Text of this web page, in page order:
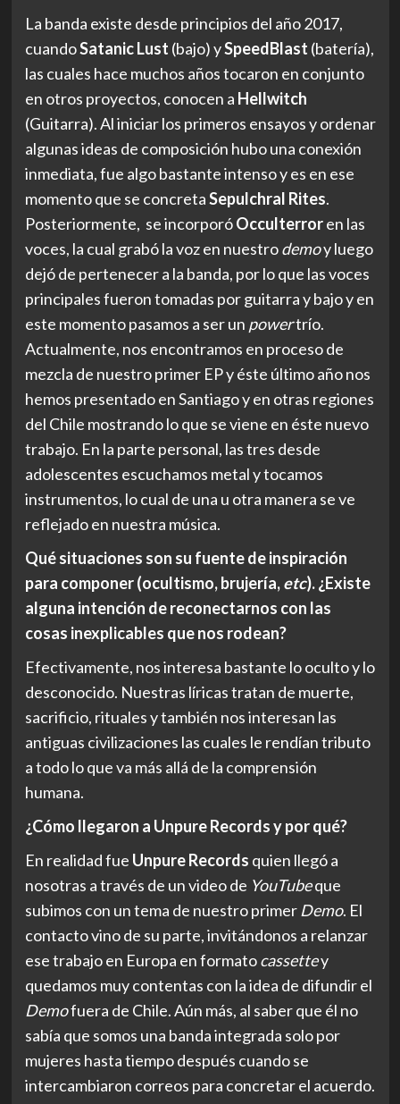
La banda existe desde principios del año 2017,
cuandoSatanic Lust (bajo) ySpeedBlast (batería),
las cuales hace muchos años tocaron en conjunto
en otros proyectos, conocen a Hellwitch
(Guitarra). Al iniciar los primeros ensayos y ordenar
algunas ideas de composición hubo una conexión
inmediata, fue algo bastante intenso y es en ese
momento que se concretaSepulchral Rites.
Posteriormente, se incorporóOcculterroren las
voces, la cual grabó la voz en nuestrodemoy luego
dejó de pertenecer a la banda, por lo que las voces
principales fueron tomadas por guitarra y bajo y en
este momento pasamos a ser un powertrío.
Actualmente, nos encontramos en proceso de
mezcla de nuestro primer EP y éste último año nos
hemos presentado en Santiago y en otras regiones
del Chile mostrando lo que se viene en éste nuevo
trabajo. En la parte personal, las tres desde
adolescentes escuchamos metal y tocamos
instrumentos, lo cual de una u otra manera se ve
reflejado en nuestra música.
Qué situaciones son su fuente de inspiración
para componer (ocultismo, brujería,etc). ¿Existe
alguna intención de reconectarnos con las
cosas inexplicables que nos rodean?
Efectivamente, nos interesa bastante lo oculto y lo
desconocido. Nuestras líricas tratan de muerte,
sacrificio, rituales y también nos interesan las
antiguas civilizaciones las cuales le rendían tributo
a todo lo que va más allá de la comprensión
humana.
¿Cómo llegaron a Unpure Records y por qué?
En realidad fue Unpure Records quien llegó a
nosotras a través de un video de YouTubeque
subimos con un tema de nuestro primer Demo. El
contacto vino de su parte, invitándonos a relanzar
ese trabajo en Europa en formatocassettey
quedamos muy contentas con la idea de difundir el
Demofuera de Chile. Aún más, al saber que él no
sabía que somos una banda integrada solo por
mujeres hasta tiempo después cuando se
intercambiaron correos para concretar el acuerdo.